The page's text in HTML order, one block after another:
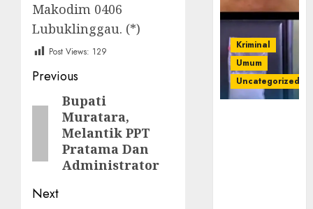
Makodim 0406
Lubuklinggau. (*)
Post Views: 129
Post
navigation
Previous
PreviousBupati
Muratara,
Melantik PPT
Pratama Dan
Administrator
Next
Kriminal
Umum
Uncategorized